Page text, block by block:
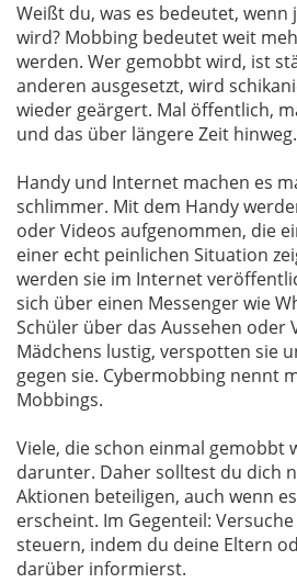
Weißt du, was es bedeutet,
wird? Mobbing bedeutet weit
werden. Wer gemobbt wird, ist
anderen ausgesetzt, wird
wieder geärgert. Mal öffentlich,
und das über längere Zeit hinweg.
Handy und Internet machen es
schlimmer. Mit dem Handy
oder Videos aufgenommen, die
einer echt peinlichen Situation
werden sie im Internet
sich über einen Messenger wie
Schüler über das Aussehen oder
Mädchens lustig, verspotten sie
gegen sie. Cybermobbing nennt
Mobbings.
Viele, die schon einmal gemobbt
darunter. Daher solltest du dich
Aktionen beteiligen, auch wenn
erscheint. Im Gegenteil:
steuern, indem du deine Eltern
darüber informierst.